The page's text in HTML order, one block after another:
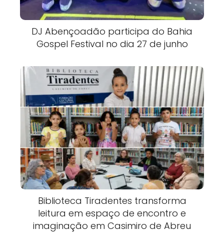
DJ Abençoadão participa do Bahia
Gospel Festival no dia 27 de junho
Biblioteca Tiradentes transforma
leitura em espaço de encontro e
imaginação em Casimiro de Abreu